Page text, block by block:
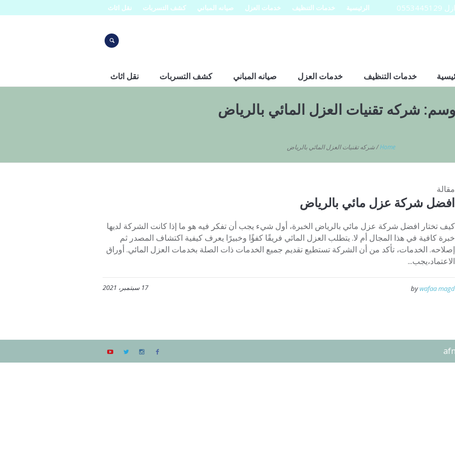
الرئيسية خدمات التنظيف خدمات العزل صيانه المباني كشف التسربات نقل اثاث
خدمات التنظيف خدمات العزل صيانه المباني كشف التسربات نقل اثاث
شركه تقنيات العزل المائي بالرياض
Home
/شركه تقنيات العزل المائي بالرياض
مقالة
افضل شركة عزل مائي بالرياض
كيف تختار افضل شركة عزل مائي بالرياض الخبرة، أول شيء يجب أن تفكر فيه هو ما إذا كانت الشركة لديها
خبرة كافية في هذا المجال أم لا. يتطلب العزل المائي فريقًا كفؤًا وخبيرًا يعرف كيفية اكتشاف المصدر ثم
إصلاحه. الخدمات، تأكد من أن الشركة تستطيع تقديم جميع الخدمات ذات الصلة بخدمات العزل المائي. أوراق
الاعتماد،يجب...
17 سبتمبر، 2021 bywafaa magd